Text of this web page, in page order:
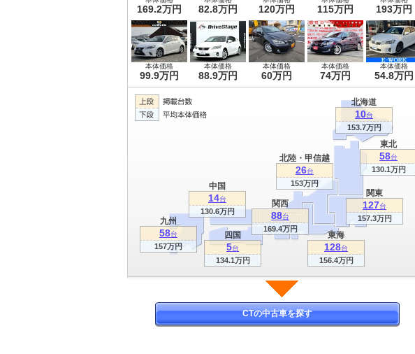
169.2万円 82.8万円 120万円 115万円 193万円
本体価格
99.9万円
本体価格
88.9万円
本体価格
60万円
本体価格
74万円
本体価格
54.8万円
関東
127台
157.3万円
関西
88台
169.4万円
東海
128台
156.4万円
北海道
10台
153.7万円
九州
58台
157万円
東北
58台
130.1万円
北陸・甲信越
26台
153万円
中国
14台
130.6万円
四国
5台
134.1万円
CTの中古車を探す